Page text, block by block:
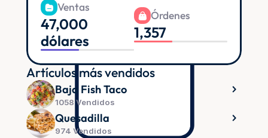
Ventas
47,000
dólares
Órdenes
1,357
Artículos más vendidos
Baja Fish Taco
1058 Vendidos
Quesadilla
974 Vendidos